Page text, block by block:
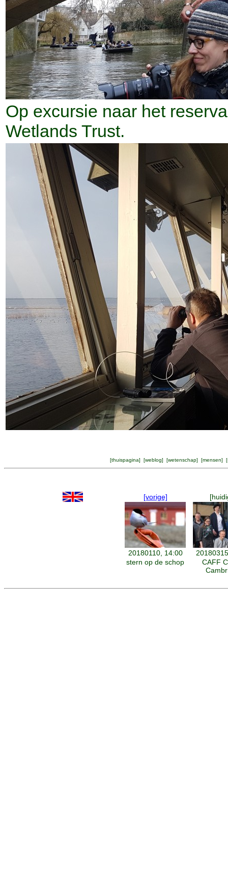
Op excursie naar het
Wetlands Trust.
[thuispagina] [weblog] [wetenschap] [mensen] [
[vorige]
20180110, 14:00
stern op de schop
CAFF